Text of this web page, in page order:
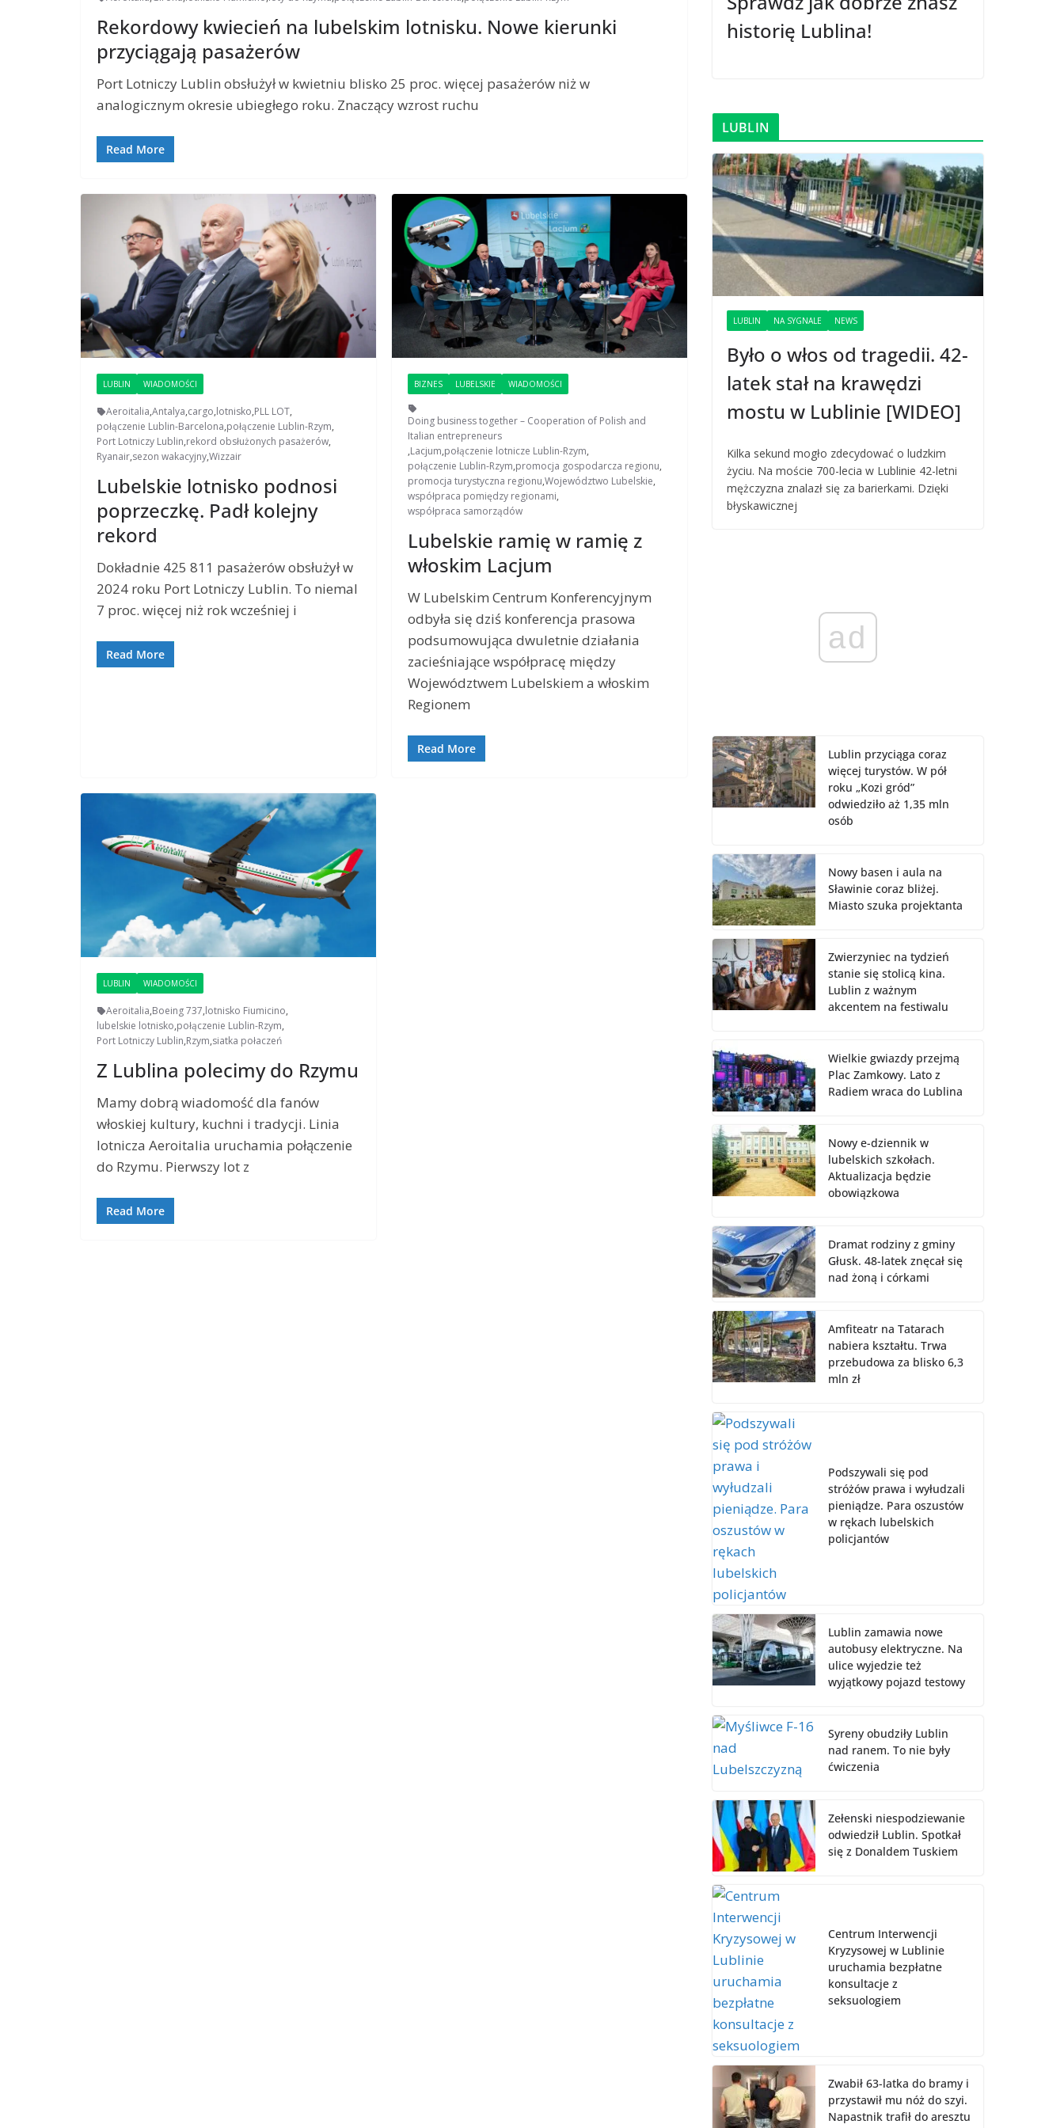
Rekordowy kwiecień na lubelskim lotnisku. Nowe kierunki
przyciągają pasażerów
Port Lotniczy Lublin obsłużył w kwietniu blisko 25 proc. więcej pasażerów niż w
analogicznym okresie ubiegłego roku. Znaczący wzrost ruchu
Read More
LUBLIN WIADOMOŚCI
Aeroitalia,Antalya,cargo,lotnisko,PLL LOT,
połączenie Lublin-Barcelona,połączenie Lublin-Rzym,
Port Lotniczy Lublin,rekord obsłużonych pasażerów,
Ryanair,sezon wakacyjny,Wizzair
Lubelskie lotnisko podnosi
poprzeczkę. Padł kolejny
rekord
Dokładnie 425 811 pasażerów obsłużył w
2024 roku Port Lotniczy Lublin. To niemal
7 proc. więcej niż rok wcześniej i
Read More
BIZNES LUBELSKIE WIADOMOŚCI
Doing business together – Cooperation of Polish and
Italian entrepreneurs
,Lacjum,połączenie lotnicze Lublin-Rzym,
połączenie Lublin-Rzym,promocja gospodarcza regionu,
promocja turystyczna regionu,Województwo Lubelskie,
współpraca pomiędzy regionami,
współpraca samorządów
Lubelskie ramię w ramię z
włoskim Lacjum
W Lubelskim Centrum Konferencyjnym
odbyła się dziś konferencja prasowa
podsumowująca dwuletnie działania
zacieśniające współpracę między
Województwem Lubelskiem a włoskim
Regionem
Read More
LUBLIN WIADOMOŚCI
Aeroitalia,Boeing 737,lotnisko Fiumicino,
lubelskie lotnisko,połączenie Lublin-Rzym,
Port Lotniczy Lublin,Rzym,siatka połaczeń
Z Lublina polecimy do Rzymu
Mamy dobrą wiadomość dla fanów
włoskiej kultury, kuchni i tradycji. Linia
lotnicza Aeroitalia uruchamia połączenie
do Rzymu. Pierwszy lot z
Read More
historię Lublina!
LUBLIN
LUBLIN NA SYGNALE NEWS
Było o włos od tragedii. 42-
latek stał na krawędzi
mostu w Lublinie [WIDEO]
Kilka sekund mogło zdecydować o ludzkim
życiu. Na moście 700-lecia w Lublinie 42-letni
mężczyzna znalazł się za barierkami. Dzięki
błyskawicznej
ad
Lublin przyciąga coraz
więcej turystów. W pół
roku „Kozi gród”
odwiedziło aż 1,35 mln
osób
Nowy basen i aula na
Sławinie coraz bliżej.
Miasto szuka projektanta
Zwierzyniec na tydzień
stanie się stolicą kina.
Lublin z ważnym
akcentem na festiwalu
Wielkie gwiazdy przejmą
Plac Zamkowy. Lato z
Radiem wraca do Lublina
Nowy e-dziennik w
lubelskich szkołach.
Aktualizacja będzie
obowiązkowa
Dramat rodziny z gminy
Głusk. 48-latek znęcał się
nad żoną i córkami
Amfiteatr na Tatarach
nabiera kształtu. Trwa
przebudowa za blisko 6,3
mln zł
Podszywali się pod
stróżów prawa i wyłudzali
pieniądze. Para oszustów
w rękach lubelskich
policjantów
Lublin zamawia nowe
autobusy elektryczne. Na
ulice wyjedzie też
wyjątkowy pojazd testowy
Syreny obudziły Lublin
nad ranem. To nie były
ćwiczenia
Zełenski niespodziewanie
odwiedził Lublin. Spotkał
się z Donaldem Tuskiem
Centrum Interwencji
Kryzysowej w Lublinie
uruchamia bezpłatne
konsultacje z
seksuologiem
Zwabił 63-latka do bramy i
przystawił mu nóż do szyi.
Napastnik trafił do aresztu